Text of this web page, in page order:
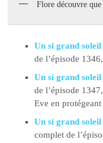
Flore découvre
Un si grand
de l’épisode
Un si grand
de l’épisode
Eve en
Un si grand
complet de